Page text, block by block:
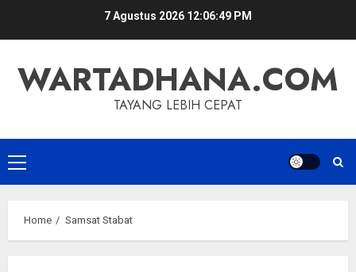
7 Agustus 2026 12:06:49 PM
WARTADHANA.COM
TAYANG LEBIH CEPAT
Primary
Menu
Home Samsat Stabat